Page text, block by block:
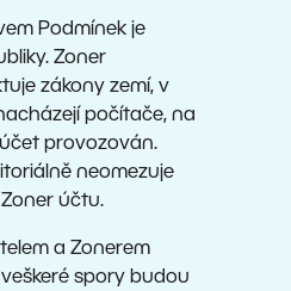
Podmínek je
Zoner
zákony zemí, v
počítače, na
provozován.
neomezuje
účtu.
a Zonerem
spory budou